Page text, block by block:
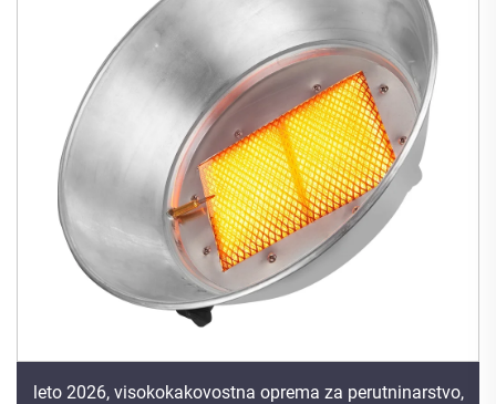
leto 2026, visokokakovostna oprema za perutninarstvo,